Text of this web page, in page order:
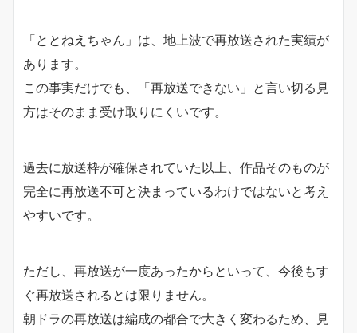
「ととねえちゃん」は、地上波で再放送された実績が
あります。
この事実だけでも、「再放送できない」と言い切る見
方はそのまま受け取りにくいです。
過去に放送枠が確保されていた以上、作品そのものが
完全に再放送不可と決まっているわけではないと考え
やすいです。
ただし、再放送が一度あったからといって、今後もす
ぐ再放送されるとは限りません。
朝ドラの再放送は編成の都合で大きく変わるため、見